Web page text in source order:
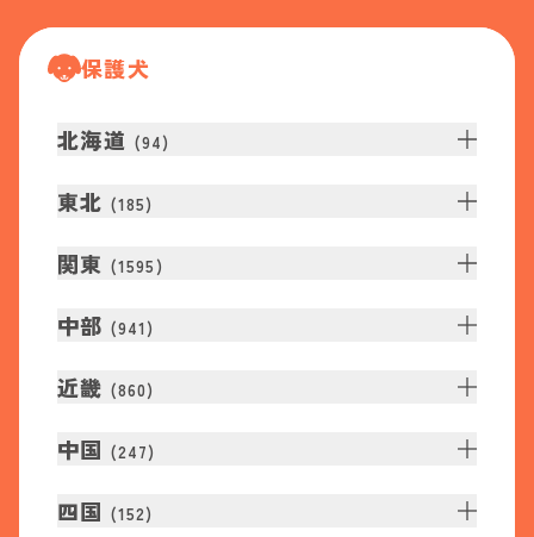
保護犬
北海道 (94)
東北 (185)
関東 (1595 )
中部 (941 )
近畿 (860)
中国 (247)
四国 (152)